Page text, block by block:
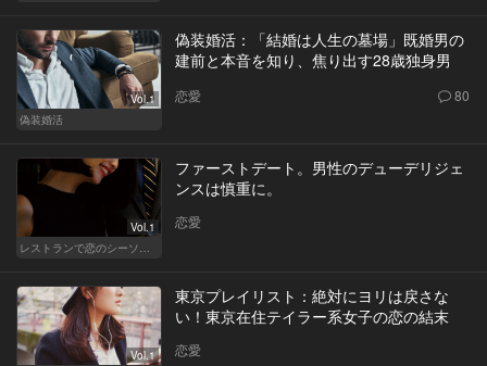
Vol.1
偽装婚活
偽装婚活：「結婚は人生の墓場」既婚男の
建前と本音を知り、焦り出す28歳独身男
恋愛 80
Vol.1
ファーストデート。男性のデューデリジェ
ンスは慎重に。
恋愛
Vol.1
東京プレイリスト：絶対にヨリは戻さな
い！東京在住テイラー系女子の恋の結末
恋愛